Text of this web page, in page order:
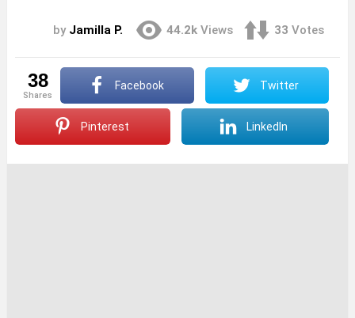
by Jamilla P. 44.2k Views 33 Votes
38
shares
Facebook Twitter
Pinterest LinkedIn